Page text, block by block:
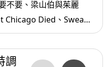
不要、梁山伯與茱麗
Chicago Died、Sweat
、原來、嗚哇嗚、繁
沈落海、無情放抹記...
調